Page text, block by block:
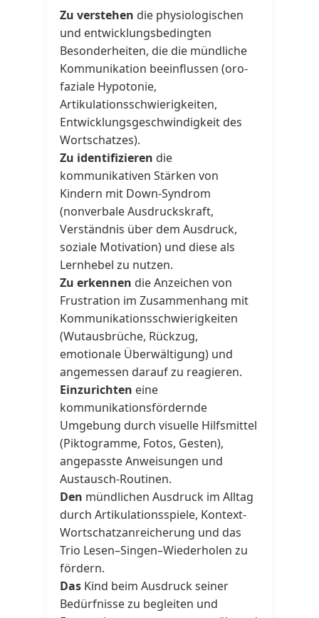
Zu verstehen die physiologischen
und entwicklungsbedingten
Besonderheiten, die die mündliche
Kommunikation beeinflussen (oro-
faziale Hypotonie,
Artikulationsschwierigkeiten,
Entwicklungsgeschwindigkeit des
Wortschatzes).
Zu identifizieren die
kommunikativen Stärken von
Kindern mit Down-Syndrom
(nonverbale Ausdruckskraft,
Verständnis über dem Ausdruck,
soziale Motivation) und diese als
Lernhebel zu nutzen.
Zu erkennen die Anzeichen von
Frustration im Zusammenhang mit
Kommunikationsschwierigkeiten
(Wutausbrüche, Rückzug,
emotionale Überwältigung) und
angemessen darauf zu reagieren.
Einzurichten eine
kommunikationsfördernde
Umgebung durch visuelle Hilfsmittel
(Piktogramme, Fotos, Gesten),
angepasste Anweisungen und
Austausch-Routinen.
Den mündlichen Ausdruck im Alltag
durch Artikulationsspiele, Kontext-
Wortschatzanreicherung und das
Trio Lesen–Singen–Wiederholen zu
fördern.
Das Kind beim Ausdruck seiner
Bedürfnisse zu begleiten und